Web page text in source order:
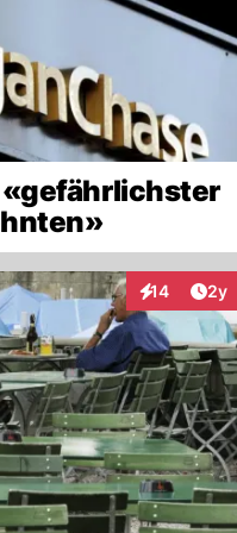
«gefährlichster
14 2y